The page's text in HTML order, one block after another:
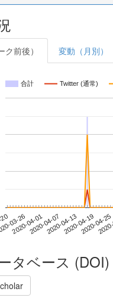
前後） 変動（月別）
合計 Twitter (通常)
03-26
2020-04-012020-04-072020-04-132020-04-192020-04-25
タベース (DOI)